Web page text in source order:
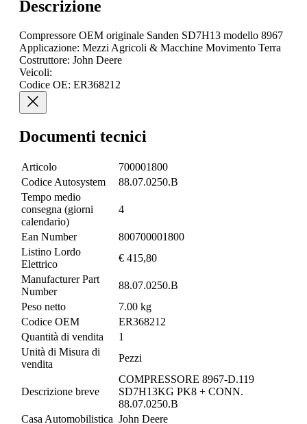
Descrizione
Compressore OEM originale Sanden SD7H13 modello 8967
Applicazione: Mezzi Agricoli & Macchine Movimento Terra
Costruttore: John Deere
Veicoli:
Codice OE: ER368212
Documenti tecnici
Articolo
700001800
Codice Autosystem
88.07.0250.B
Tempo medio
consegna (giorni
calendario)
4
Ean Number
800700001800
Listino Lordo
Elettrico
€ 415,80
Manufacturer Part
Number
88.07.0250.B
Peso netto
7.00 kg
Codice OEM
ER368212
Quantità di vendita
1
Unità di Misura di
vendita
Pezzi
Descrizione breve
COMPRESSORE 8967-D.119
SD7H13KG PK8 + CONN.
88.07.0250.B
Casa Automobilistica John Deere